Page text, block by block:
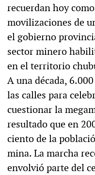
recuerdan hoy
movilizaciones de
el gobierno
sector minero
en el territorio
A una década,
las calles para
cuestionar la
resultado que en
ciento de la
mina. La marcha
envolvió parte del